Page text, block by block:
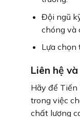
Đội ngũ
chóng và
Lựa chọn
Liên hệ
Hãy để Tiến
trong việc
chất lượng